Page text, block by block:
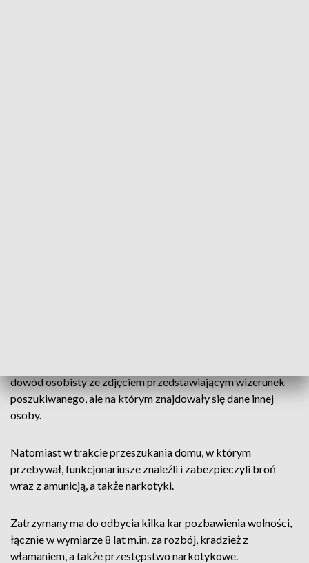
dowód osobisty ze zdjęciem przedstawiającym wizerunek
poszukiwanego, ale na którym znajdowały się dane innej
osoby.
Natomiast w trakcie przeszukania domu, w którym
przebywał, funkcjonariusze znaleźli i zabezpieczyli broń
wraz z amunicją, a także narkotyki.
Zatrzymany ma do odbycia kilka kar pozbawienia wolności,
łącznie w wymiarze 8 lat m.in. za rozbój, kradzież z
włamaniem, a także przestępstwo narkotykowe.